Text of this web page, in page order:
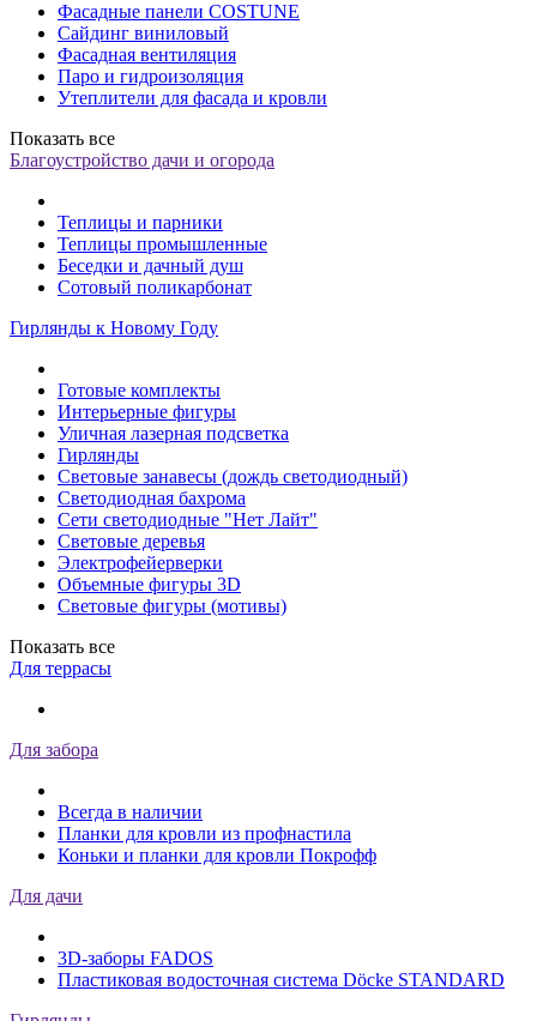
Фасадные панели COSTUNE
Сайдинг виниловый
Фасадная вентиляция
Паро и гидроизоляция
Утеплители для фасада и кровли
Показать все
Благоустройство дачи и огорода
Теплицы и парники
Теплицы промышленные
Беседки и дачный душ
Сотовый поликарбонат
Гирлянды к Новому Году
Готовые комплекты
Интерьерные фигуры
Уличная лазерная подсветка
Гирлянды
Световые занавесы (дождь светодиодный)
Светодиодная бахрома
Сети светодиодные "Нет Лайт"
Световые деревья
Электрофейерверки
Объемные фигуры 3D
Световые фигуры (мотивы)
Показать все
Для террасы
Для забора
Всегда в наличии
Планки для кровли из профнастила
Коньки и планки для кровли Покрофф
Для дачи
3D-заборы FADOS
Пластиковая водосточная система Döcke STANDARD